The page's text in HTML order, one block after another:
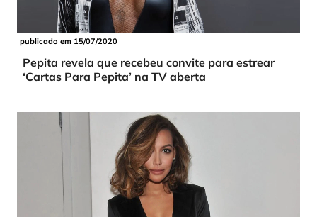
publicado em 15/07/2020
Pepita revela que recebeu convite para estrear
‘Cartas Para Pepita’ na TV aberta